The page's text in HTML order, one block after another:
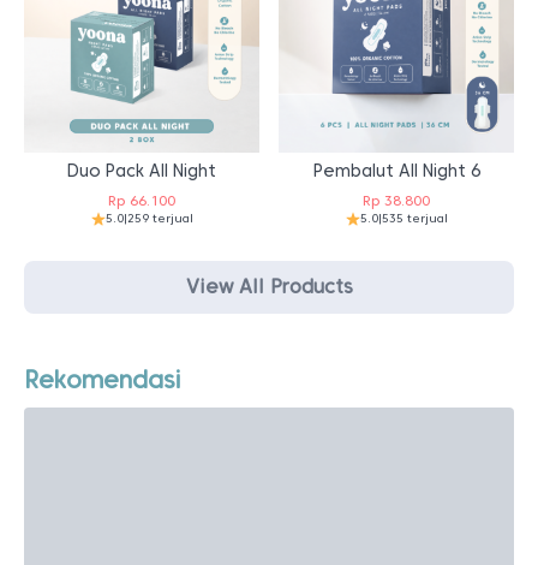
Duo Pack All Night
Rp 66.100
5.0|259 terjual
Pembalut All Night 6
Rp 38.800
5.0|535 terjual
View All Products
Rekomendasi